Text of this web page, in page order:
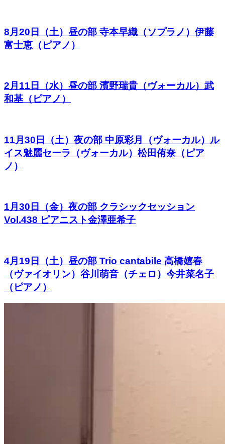
8月20日（土）昼の部 寺本早織（ソプラノ）伊藤
富士恵（ピアノ）
2月11日（水）昼の部 濱野瑞貴（ヴォーカル）武
和基（ピアノ）
11月30日（土）夜の部 中原彩月（ヴォーカル）ル
イス魅麗セーラ（ヴォーカル）松田侑奈（ピア
ノ）
1月30日（金）夜の部 クラシックセッション
Vol.438 ピアニスト金澤亜希子
4月19日（土）昼の部 Trio cantabile 高橋嬉春
（ヴァイオリン）谷川萌音（チェロ）今井菜名子
（ピアノ）